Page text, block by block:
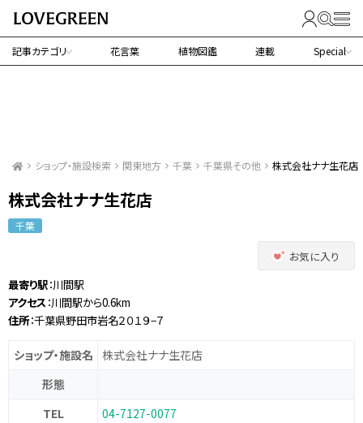
記事カテゴリ 花言葉 植物図鑑 連載 Special
ショップ・施設検索 関東地方 千葉 千葉県その他 株式会社ナナ生花店
株式会社ナナ生花店
千葉
お気に入り
最寄り駅：川間駅
アクセス ：川間駅から0.6km
住所：千葉県野田市岩名２０１９−７
ショップ・施設名
株式会社ナナ生花店
形態
TEL
04-7127-0077